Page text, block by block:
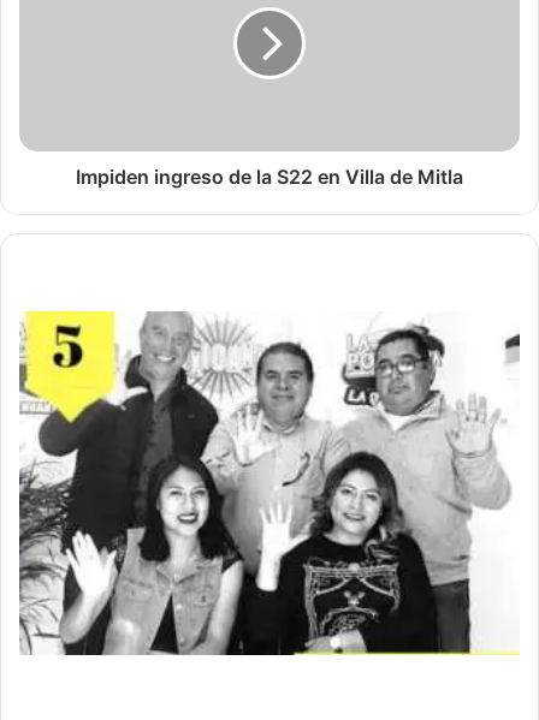
Impiden ingreso de la S22 en Villa de Mitla